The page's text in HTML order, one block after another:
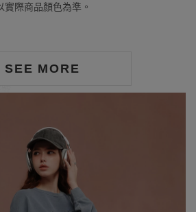
SEE MORE
際商品顏色為準。
80cm
hips：89cm
hips：99cm